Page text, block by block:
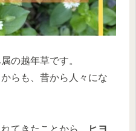
の越年草です。
らも、昔から人々にな